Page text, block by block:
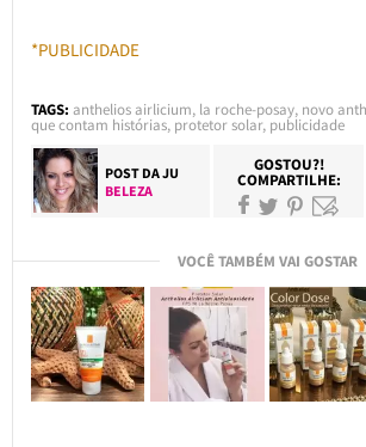
*PUBLICIDADE
TAGS: anthelios airlicium, la roche-posay, novo
que contam histórias, protetor solar, publicidade
POST DAJU
BELEZA
GOSTOU?!
COMPARTILHE:
VOCÊ TAMBÉM VAI GOSTAR